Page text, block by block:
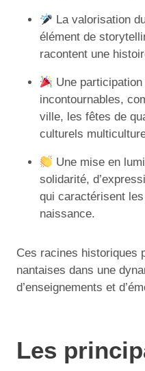
La valorisation
élément de
racontent une
Une
incontournables,
ville, les fêtes de
culturels
Une mise en
solidarité,
qui caractérisent
naissance.
Ces racines historiques
nantaises dans une
d’enseignements et
Les